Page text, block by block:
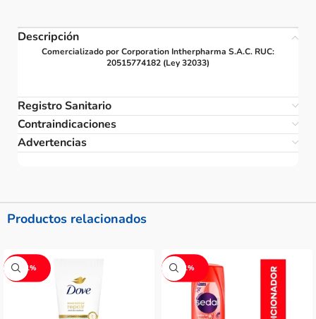
Descripción
Comercializado por Corporation Intherpharma S.A.C. RUC:
20515774182 (Ley 32033)
Registro Sanitario
Contraindicaciones
Advertencias
Productos relacionados
-11% -11%